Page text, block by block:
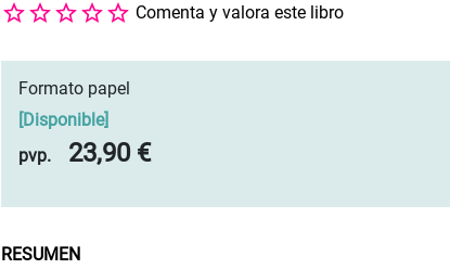
Comenta y valora este libro
Formato papel
Disponible]
pvp.
23,90 €
RESUMEN